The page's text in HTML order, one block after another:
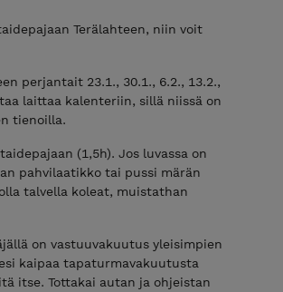
Terälahteen, niin voit
perjantait 23.1., 30.1., 6.2., 13.2.,
laittaa kalenteriin, sillä niissä on
tienoilla.
(1,5h). Jos luvassa on
pahvilaatikko tai pussi märän
talvella koleat, muistathan
on vastuuvakuutus yleisimpien
kaipaa tapaturmavakuutusta
itse. Tottakai autan ja ohjeistan